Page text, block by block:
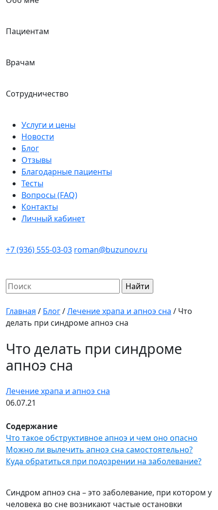
Пациентам
Врачам
Сотрудничество
Услуги и цены
Новости
Блог
Отзывы
Благодарные пациенты
Тесты
Вопросы (FAQ)
Контакты
Личный кабинет
+7 (936) 555-03-03 roman@buzunov.ru
Найти:
Главная / Блог/Лечение храпа и апноэ сна / Что
делать при синдроме апноэ сна
Что делать при синдроме
апноэ сна
Лечение храпа и апноэ сна
06.07.21
Содержание
Что такое обструктивное апноэ и чем оно опасно
Можно ли вылечить апноэ сна самостоятельно?
Куда обратиться при подозрении на заболевание?
Синдром апноэ сна – это заболевание, при котором у
человека во сне возникают частые остановки